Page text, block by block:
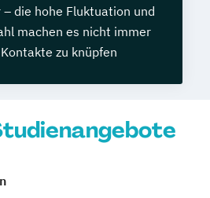
die hohe Fluktuation und
machen es nicht immer
zu knüpfen